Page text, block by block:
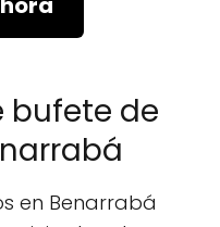
bufete de
en Benarrabá